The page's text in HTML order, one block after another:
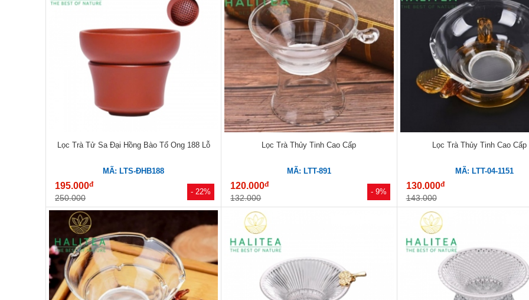
- 22%
Lọc Trà Tử Sa Đại Hồng Bào Tổ Ong 188 Lỗ
MÃ: LTS-ĐHB188
195.000đ
250.000
- 9%
Lọc Trà Thủy Tinh Cao Cấp
MÃ: LTT-891
120.000đ
132.000
Lọc Trà Thủy Tinh Cao Cấp
MÃ: LTT-04-1151
130.000đ
143.000